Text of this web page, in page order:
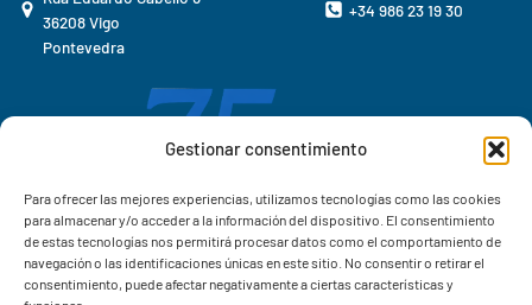
Gestionar consentimiento
Para ofrecer las mejores experiencias, utilizamos tecnologías como las cookies
para almacenar y/o acceder a la información del dispositivo. El consentimiento
de estas tecnologías nos permitirá procesar datos como el comportamiento de
navegación o las identificaciones únicas en este sitio. No consentir o retirar el
consentimiento, puede afectar negativamente a ciertas características y
36208 Vigo
Pontevedra
+34 986 23 19 30